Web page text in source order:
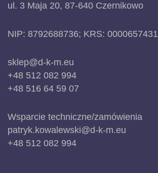
ul. 3 Maja 20, 87-640 Czernikowo
NIP: 8792688736; KRS: 0000657431
sklep@d-k-m.eu
+48 512 082 994
+48 516 64 59 07
Wsparcie techniczne/zamówienia
patryk.kowalewski@d-k-m.eu
+48 512 082 994